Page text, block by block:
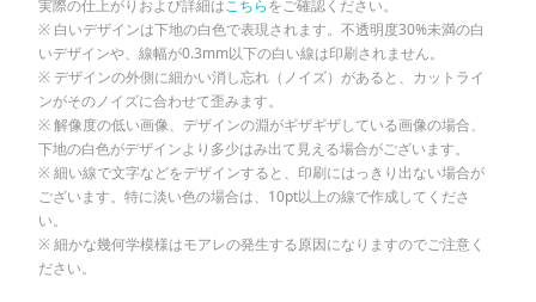
実際の仕上がりおよび詳細はこちらをご確認ください。
白いデザインは下地の白色で表現されます。不透明度30%未満の白
いデザインや、線幅が0.3mm以下の白い線は印刷されません。
デザインの外側に細かい消し忘れ（ノイズ）があると、カットライ
ンがそのノイズに合わせて歪みます。
解像度の低い画像、デザインの淵がギザギザしている画像の場合、
下地の白色がデザインより多少はみ出て見える場合がございます。
細い線で文字などをデザインすると、印刷にはっきり出ない場合が
ございます。特に淡い色の場合は、10pt以上の線で作成してくださ
い。
細かな幾何学模様はモアレの発生する原因になりますのでご注意く
ださい。